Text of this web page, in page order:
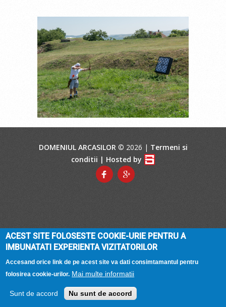
DOMENIUL ARCASILOR© 2026 | Termeni si
conditii | Hosted by
ACEST SITE FOLOSESTE COOKIE-URIE PENTRU A
IMBUNATATI EXPERIENTA VIZITATORILOR
Accesand orice link de pe acest site va dati consimtamantul pentru
folosirea cookie-urilor. Mai multe informatii
Sunt de accord Nu sunt de accord